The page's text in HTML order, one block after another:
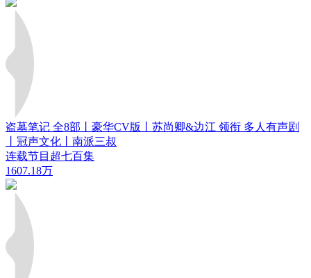
盗墓笔记 全8部丨豪华CV版丨苏尚卿&边江 领衔 多人有声剧
丨冠声文化丨南派三叔
连载节目超七百集
1607.18万